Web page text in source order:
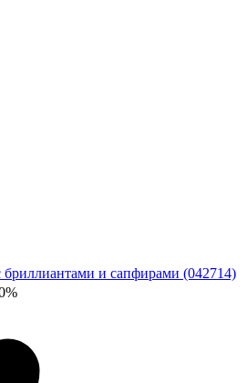
бриллиантами и сапфирами (042714)